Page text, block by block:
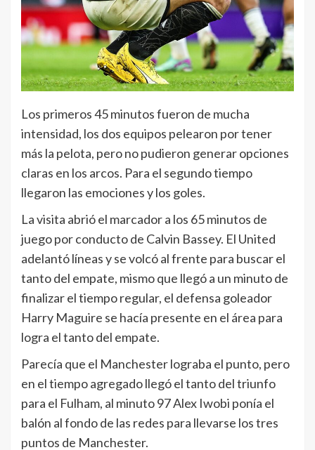
Los primeros 45 minutos fueron de mucha
intensidad, los dos equipos pelearon por tener
más la pelota, pero no pudieron generar opciones
claras en los arcos. Para el segundo tiempo
llegaron las emociones y los goles.
La visita abrió el marcador a los 65 minutos de
juego por conducto de Calvin Bassey. El United
adelantó líneas y se volcó al frente para buscar el
tanto del empate, mismo que llegó a un minuto de
finalizar el tiempo regular, el defensa goleador
Harry Maguire se hacía presente en el área para
logra el tanto del empate.
Parecía que el Manchester lograba el punto, pero
en el tiempo agregado llegó el tanto del triunfo
para el Fulham, al minuto 97 Alex Iwobi ponía el
balón al fondo de las redes para llevarse los tres
puntos de Manchester.